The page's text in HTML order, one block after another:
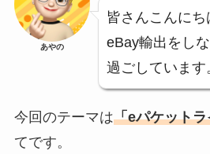
あやの
皆さんこんにち
eBay輸出をし
過ごしています
今回のテーマは「eパケット
てです。